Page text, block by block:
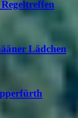
Lädchen